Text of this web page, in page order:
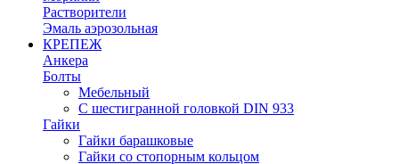
Растворители
Эмаль аэрозольная
КРЕПЕЖ
Анкера
Болты
Мебельный
С шестигранной головкой DIN 933
Гайки
Гайки барашковые
Гайки со стопорным кольцом